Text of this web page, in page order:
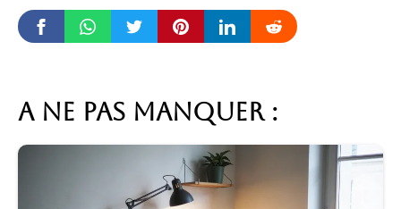
A ne pas manquer :